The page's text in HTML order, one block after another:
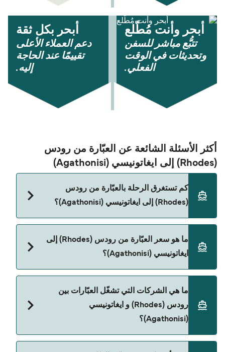
أبحر وأنت مُطّلع
تتبُّع مباشر للسفن
وتحديثات في الوقت
الفعلي.
أبحر بكل ثقة
دعم العملاء الأعلى
تقييمًا عند الحاجة
إليه.
أكثر الأسئلة الشائعة عن العبّارة من رودس
(Rhodes) إلى ايغاتونيسي (Agathonisi)
كم تستغرق الرحلة بالعبّارة من رودس
(Rhodes) إلى ايغاتونيسي (Agathonisi)؟
(Agathonisi) تقريباً 5 ساعات 30 دقائق. مدة الإبحار
ممكن تختلف حسب الموسم والشركة، لذلك ننصحك
بمراجعة الأوقات المباشرة باستخدام Direct Ferries
ما هو سعر العبّارة من رودس (Rhodes) إلى
ايغاتونيسي (Agathonisi)؟
(Agathonisi) يختلف حسب الموسم. متوسط سعر
الرحلة هو 660٫09 ر.ق.‏SAR. السعر لا يشمل رسوم
الحجز.
ما هي الشركات التي تشغّل العبّارات بين
رودس (Rhodes) و ايغاتونيسي
(Agathonisi)؟